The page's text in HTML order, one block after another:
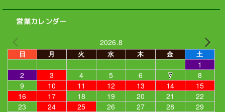
営業カレンダー
2026.8
日 月 火 水 木 金 土
1
2
3 4 5 6 7
8
9
10 11 12 13 14
15
16
17 18 19 20 21
22
23
24 25 26 27 28 29